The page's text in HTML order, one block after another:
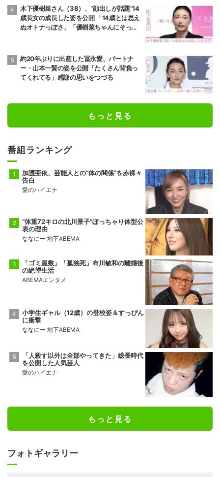
木下優樹菜さん（38）、“顔出しが話題”14
歳長女の成長した姿を公開 「14歳とは思え
ぬオトナっぽさ」「優樹菜ちゃんにそっく
約20年ぶりに出産した冨永愛、パートナ
ー・山本一賢の姿を公開「たくさん背負っ
てくれてる」感謝の思いをつづる
もっと見る
番組ランキング
加護亜依、芸能人との“体の関係”を赤裸々
告白
愛のハイエナ
“体重72キロの北川景子”ぽっちゃり体型公
表の理由
ななにー 地下ABEMA
「ゴミ屋敷」「孤独死」布川敏和の離婚後
の絶望生活
ABEMAエンタメ
小学生ギャル（12歳）の登校姿＆すっぴん
に衝撃
ななにー 地下ABEMA
「人殺す以外は全部やってきた」総長時代
を公開した人気芸人
愛のハイエナ
もっと見る
フォトギャラリー